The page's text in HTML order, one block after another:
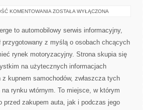
KOMENTOWANIA INNOWACYJNE
MATERIAŁY
ZOSTAŁA WYŁĄCZONA
to automobilowy serwis informacyjny,
przygotowany z myślą o osobach chcących
rynek motoryzacyjny. Strona skupia się
na użytecznych informacjach
z kupnem samochodów, zwłaszcza tych
na rynku wtórnym. To miejsce, w którym
przed zakupem auta, jak i podczas jego